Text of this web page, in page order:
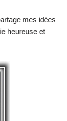
mes idées
heureuse et